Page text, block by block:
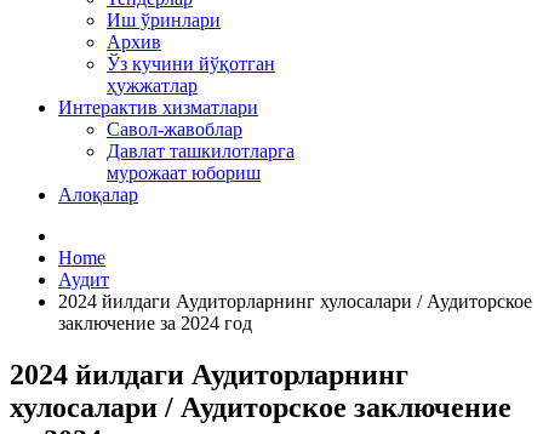
Иш ўринлари
Архив
Ўз кучини йўқотган
ҳужжатлар
Интерактив хизматлари
Савол-жавоблар
Давлат ташкилотларга
мурожаат юбориш
Алоқалар
Home
Аудит
2024 йилдаги Аудиторларнинг хулосалари / Аудиторское
заключение за 2024 год
2024 йилдаги Аудиторларнинг
хулосалари / Аудиторское заключение